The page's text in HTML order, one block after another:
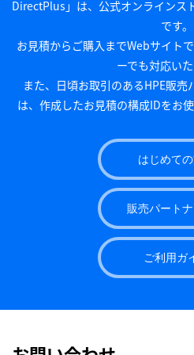
DirectPlus」は、公式オンラインス
です。
お見積からご購入までWebサイト
ーでも対応いた
また、日頃お取引のあるHPE販
は、作成したお見積の構成IDをお
はじめて
販売パート
ご利用ガ